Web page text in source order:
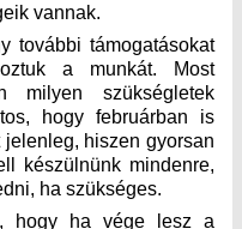
vannak.
további támogatásokat
a munkát. Most
milyen szükségletek
hogy februárban is
hiszen gyorsan
készülnünk mindenre,
ha szükséges.
hogy ha vége lesz a